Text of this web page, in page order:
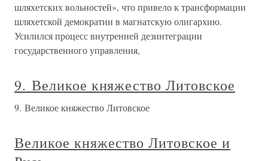
шляхетских вольностей», что привело к трансформации
шляхетской демократии в магнатскую олигархию.
Усилился процесс внутренней дезинтеграции
государственного управления,
9. Великое княжество Литовское
9. Великое княжество Литовское
Великое княжество Литовское и